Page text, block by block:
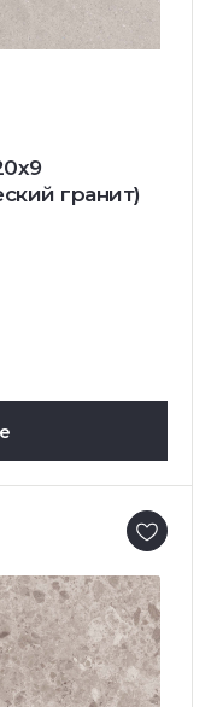
гранит)